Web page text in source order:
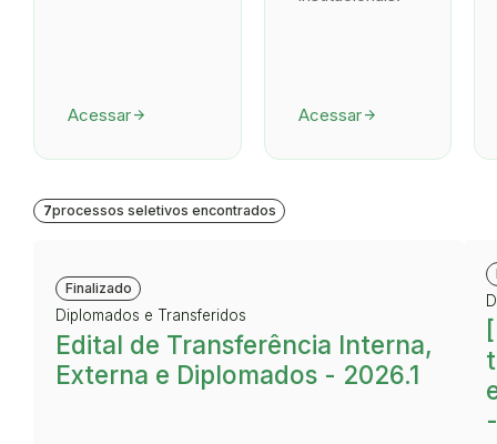
Acessararrow_forward Acessararrow_forward
7processos seletivos encontrados
Finalizado
Diplomados e Transferidos
Edital de Transferência Interna,
Externa e Diplomados - 2026.1